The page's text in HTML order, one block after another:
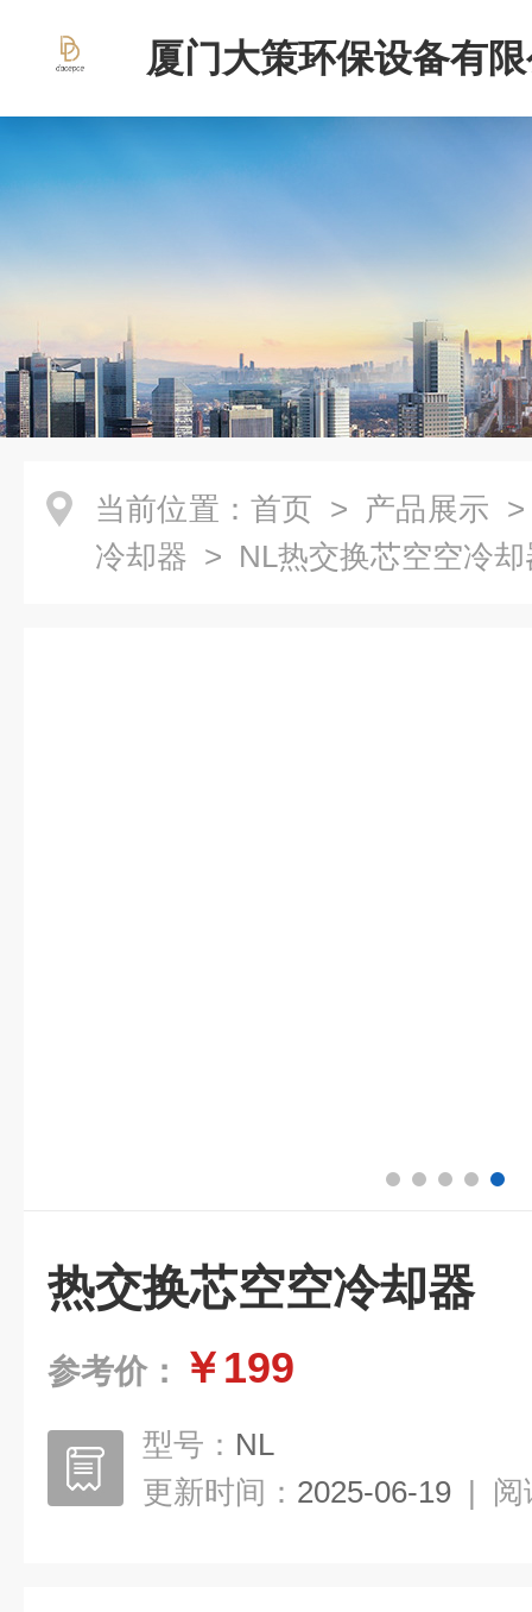
厦门大策环保设备有
当前位置： 首页 > 产品展示
冷却器 > NL热交换芯空空冷却
热交换芯空空冷却器
参考价： ￥199
型号： NL
更新时间： 2025-06-19 | 阅